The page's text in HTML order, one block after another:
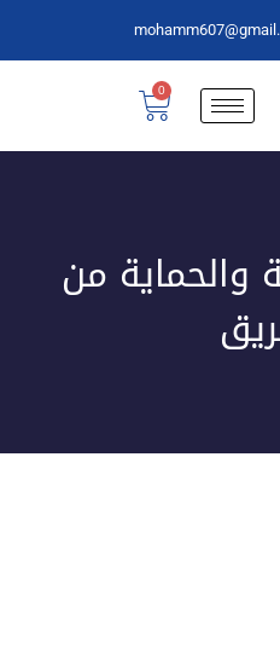
والحماية من